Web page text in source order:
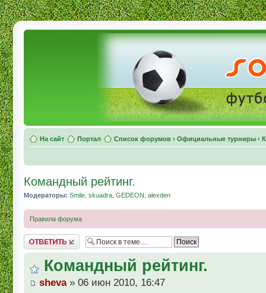
На сайт Портал Список форумов ‹ Официальные турниры ‹
Командный рейтинг.
Модераторы: Smile skuadra GEDEON alexden
Правила форума
Комментировать
Командный рейтинг.
sheva» 06 июн 2010, 16:47